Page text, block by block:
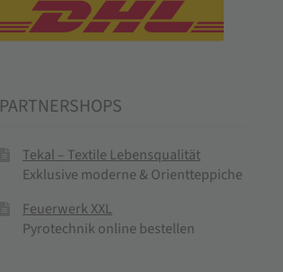
PARTNERSHOPS
Tekal – Textile Lebensqualität
Exklusive moderne & Orientteppiche
Feuerwerk XXL
Pyrotechnik online bestellen